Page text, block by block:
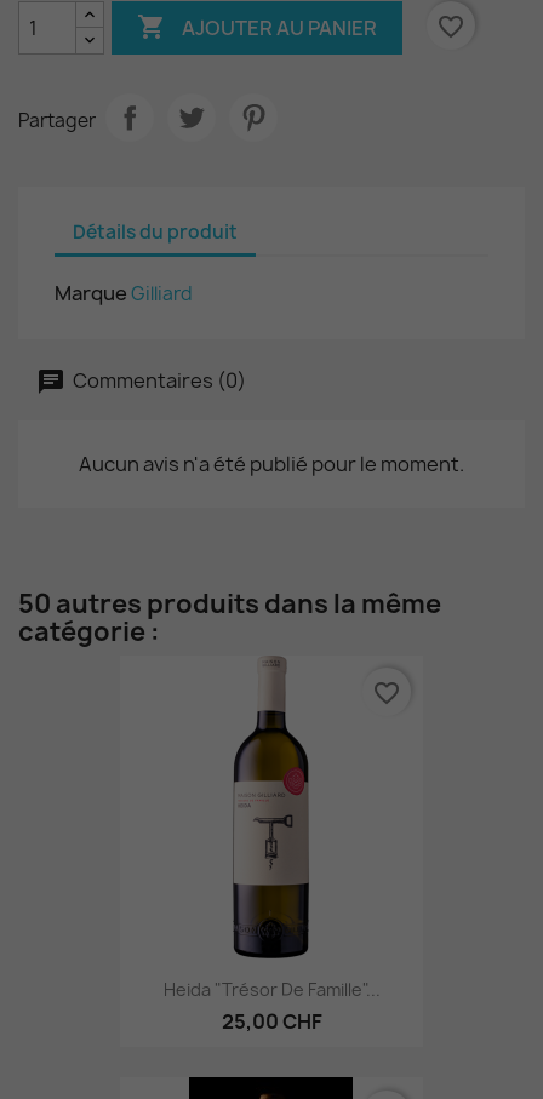
 AJOUTER AU PANIER favorite_border
Partager
Détails du produit
MarqueGilliard
Commentaires (0)
Aucun avis n'a été publié pour le moment.
50 autres produits dans la même
catégorie :
Heida "Trésor De Famille"...
25,00 CHF
favorite_border